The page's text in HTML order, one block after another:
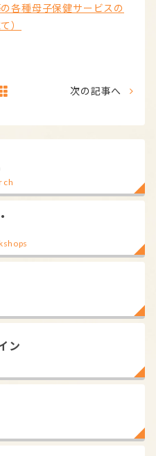
各種母子保健サービスの
）
次の記事へ
ン